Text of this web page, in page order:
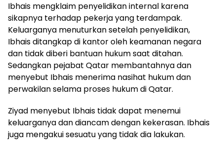
Ibhais mengklaim penyelidikan internal karena
sikapnya terhadap pekerja yang terdampak.
Keluarganya menuturkan setelah penyelidikan,
Ibhais ditangkap di kantor oleh keamanan negara
dan tidak diberi bantuan hukum saat ditahan.
Sedangkan pejabat Qatar membantahnya dan
menyebut Ibhais menerima nasihat hukum dan
perwakilan selama proses hukum di Qatar.
Ziyad menyebut Ibhais tidak dapat menemui
keluarganya dan diancam dengan kekerasan. Ibhais
juga mengakui sesuatu yang tidak dia lakukan.